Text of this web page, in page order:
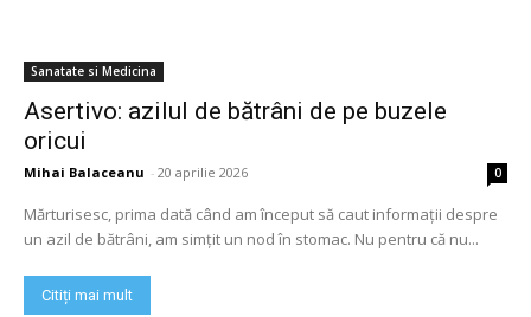
Sanatate si Medicina
Asertivo: azilul de bătrâni de pe buzele
oricui
Mihai Balaceanu - 20 aprilie 2026 0
Mărturisesc, prima dată când am început să caut informații despre
un azil de bătrâni, am simțit un nod în stomac. Nu pentru că nu...
Citiți mai mult